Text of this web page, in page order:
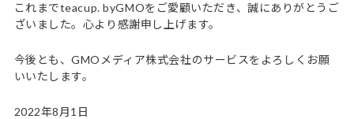
これまでteacup. byGMOをご愛顧いただき、誠にありがとうご
ざいました。心より感謝申し上げます。
今後とも、GMOメディア株式会社のサービスをよろしくお願
いいたします。
2022年8月1日